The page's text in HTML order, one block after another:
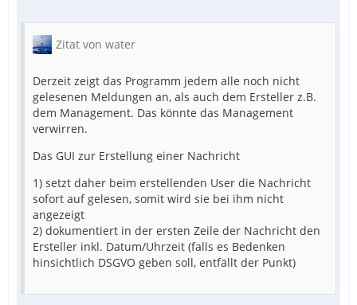
Zitat von water
Derzeit zeigt das Programm jedem alle noch nicht
gelesenen Meldungen an, als auch dem Ersteller z.B.
dem Management. Das könnte das Management
verwirren.
Das GUI zur Erstellung einer Nachricht
1) setzt daher beim erstellenden User die Nachricht
sofort auf gelesen, somit wird sie bei ihm nicht
angezeigt
2) dokumentiert in der ersten Zeile der Nachricht den
Ersteller inkl. Datum/Uhrzeit (falls es Bedenken
hinsichtlich DSGVO geben soll, entfällt der Punkt)